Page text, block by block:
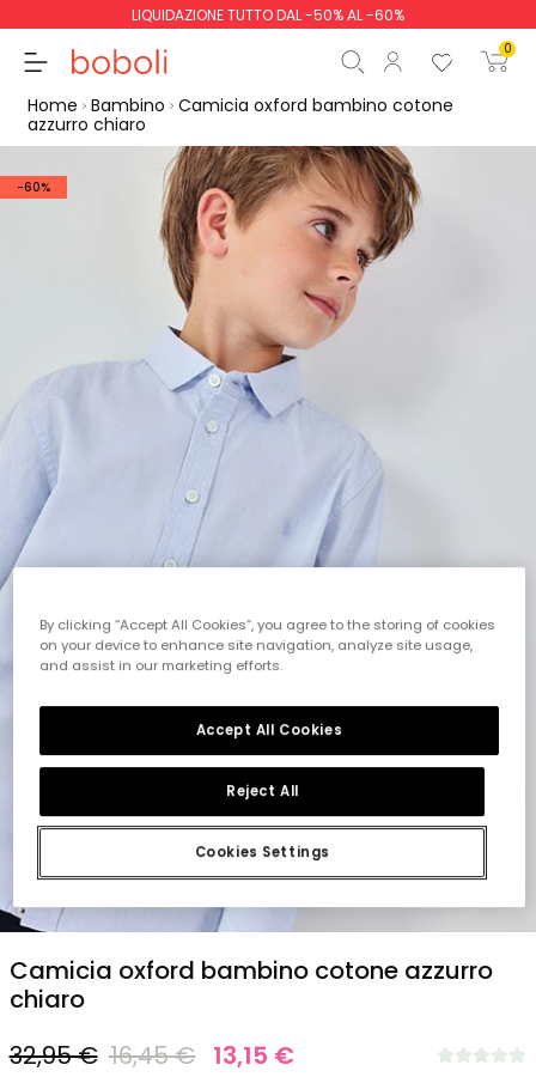
LIQUIDAZIONE TUTTO DAL -50% AL -60%
0
Continua Inizio ordine
Home Bambino Camicia oxford bambino cotone
azzurro chiaro
-60%
Camicia oxford bambino cotone azzurro
chiaro
32,95 € 16,45 € 13,15 €
By clicking “Accept All Cookies”, you agree to the storing of cookies
on your device to enhance site navigation, analyze site usage,
and assist in our marketing efforts.
Cookies Settings
Reject All
Accept All Cookies